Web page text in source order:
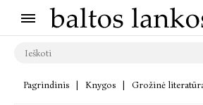
Pagrindinis Knygos Grožinė